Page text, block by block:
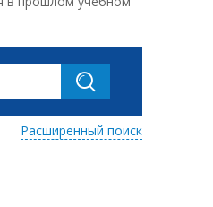
Расширенный поиск